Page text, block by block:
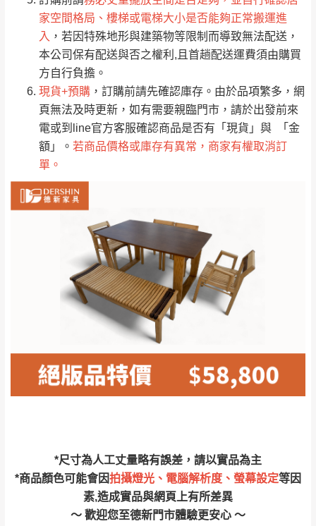
家空間格局、樓梯或電梯大小是否能夠正常搬運進
入 ，若因特殊地形與建築物等限制而導致無法配送，
本公司保有配送與否之權利,且首趟配送運費須由購買
方自行負擔。
現貨+預購 ，訂購前請先確認庫存。由於品項繁多，網
頁無法及時更新，如有需要親臨門市，請於出發前來
電或到line官方客服確認商品是否有「現貨」與 「金
額」。 若商品價格或庫存有異常，商家有權取消訂
單。
*尺寸為人工丈量略有誤差，請以實品為主
*商品顏色可能會因拍攝燈光、電腦解析度、螢幕設定等因
素,造成實品與網頁上有所差異
～ 歡迎您至德新門市體驗更安心 ～
免 運
費
新竹
橫山、北埔鄉、尖
石鄉、寶山鄉山
區、新埔山區、芎
里
台北 無
峽山區、石碇、坪
林、福隆、淡水山
區、北投湖山路、
深坑山區
$ 9,000以上：免
運費
NT$500元
＊A108產品另收運費
NT$500元
＊A108產品另收運費
安鄉、大湖鄉、頭
屋、獅潭鄉
配送天數：5~14天
電話聯絡或E-Mail通知確認訂單。
（線上客
服 LINE → @dershin）
下單前先詢問是否現貨 ，若未詢問下單後無
現貨我們客服會再來電或E-Mail與您聯絡
（洽詢方式請搜尋 Line ID → @dershin）
運送範圍：限定北至基隆，南至苗栗，偏遠
地區恕無法提供運送 (詳見運送規章)。
配送範圍：
苗栗至基隆；其它地區暫不開放，如因特殊
地型限制(山區、鄉、鎮、村)、樓梯太小、無
法搬運上樓等因素，導致無法配送，
保有出貨的權利。
保護物流人員的工作安全，賣家無提供吊掛
服務，若需以吊車或其他的吊掛方式吊運，
費用將由買方自行支付。
因大型傢俱有組裝、配送的問題，並非一般
快速到貨商品，無法指定特定時間送達，司
天在家等貨，以節省您的寶貴時間。
由於百貨公司配送較為不易，故暫無法配送
發票寄送：
若您選擇三聯式或索取兩聯式發票，發票將於商品
完成出貨15個工作天另行寄出，另外約加上2~7個
工作天內送達，如遇國定假日將順延寄送。